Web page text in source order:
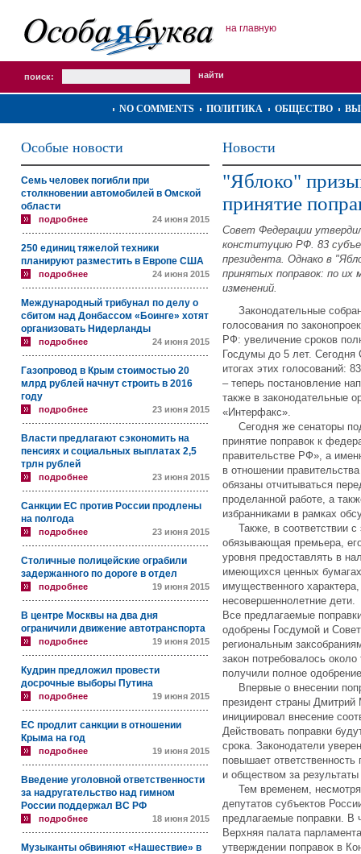
на главную
поиск:
NO COMMENTS ПОЛИТИКА ОБЩЕСТВО
Особые новости
Семь человек погибли при
столкновении автомобилей в Омской
области
подробнее 24 июня 2015
250 единиц тяжелой техники
планируют разместить в Европе США
подробнее 24 июня 2015
Международный трибунал по делу о
сбитом над Донбассом «Боинге» хотят
организовать Нидерланды
подробнее 24 июня 2015
Газопровод в Крым стоимостью 20
млрд рублей начнут строить в 2016
году
подробнее 23 июня 2015
Власти предлагают сэкономить на
пенсиях и социальных выплатах 2,5
трлн рублей
подробнее 23 июня 2015
Санкции ЕС против России продлены
на полгода
подробнее 23 июня 2015
Столичные полицейские ограбили
задержанного по дороге в отдел
подробнее 19 июня 2015
В центре Москвы на два дня
ограничили движение автотранспорта
подробнее 19 июня 2015
Кудрин предложил провести
досрочные выборы Путина
подробнее 19 июня 2015
ЕС продлит санкции в отношении
Крыма на год
подробнее 19 июня 2015
Введение уголовной ответственности
за надругательство над гимном
России поддержал ВС РФ
подробнее 18 июня 2015
Музыканты обвиняют «Нашествие» в
Новости
"Яблоко"
принятие
Совет Федерации
конституцию РФ. 83
президента. Однако в
принятых поправок: по их
изменений.
Законодательные
голосования по
РФ: увеличение сроков
Госдумы до 5 лет. Сегодня
итогах этих голосований:
– теперь постановление
также в законодательные
«Интерфакс».
Сегодня же сенаторы
принятие поправок к
правительстве РФ», а
в отношении
обязаны отчитываться
проделанной работе, а
избранниками в рамках
Также, в соответствии с
обязывающая премьера,
уровня предоставлять в
имеющихся ценных
имущественного
несовершеннолетние дети.
Все предлагаемые
одобрены Госдумой и
региональным
закон потребовалось
получили полное
Впервые о внесении
президент страны
инициировал внесение
Действовать поправки
срока. Законодатели
повышает
и обществом за
Тем временем, несмотря
депутатов субъектов
предлагаемые поправки. В
Верхняя палата
утверждении поправок в